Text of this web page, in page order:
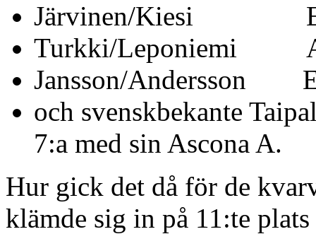
Järvinen/Kiesi
Turkki/Leponiemi
Jansson/Andersson
och svenskbekante
7:a med sin Ascona A.
Hur gick det då för de
klämde sig in på 11:te